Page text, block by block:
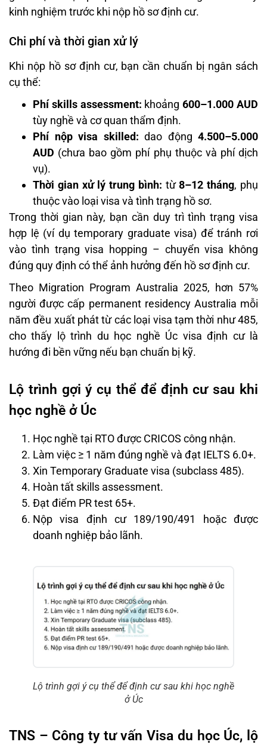
kinh nghiệm trước khi nộp hồ sơ định cư.
Chi phí và thời gian xử lý
Khi nộp hồ sơ định cư, bạn cần chuẩn bị ngân sách
cụ thể:
Phí skills assessment: khoảng600–1.000 AUD
tùy nghề và cơ quan thẩm định.
Phí nộp visa skilled: dao động 4.500–5.000
AUD (chưa bao gồm phí phụ thuộc và phí dịch
vụ).
Thời gian xử lý trung bình: từ8–12 tháng, phụ
thuộc vào loại visa và tình trạng hồ sơ.
Trong thời gian này, bạn cần duy trì tình trạng visa
hợp lệ (ví dụ temporary graduate visa) để tránh rơi
vào tình trạng visa hopping – chuyển visa không
đúng quy định có thể ảnh hưởng đến hồ sơ định cư.
Theo Migration Program Australia 2025, hơn 57%
người được cấp permanent residency Australia mỗi
năm đều xuất phát từ các loại visa tạm thời như 485,
cho thấy lộ trình du học nghề Úc visa định cư là
hướng đi bền vững nếu bạn chuẩn bị kỹ.
Lộ trình gợi ý cụ thể để định cư sau khi
học nghề ở Úc
Học nghề tại RTO được CRICOS công nhận.
Làm việc ≥ 1 năm đúng nghề và đạt IELTS 6.0+.
Xin Temporary Graduate visa (subclass 485).
Hoàn tất skills assessment.
Đạt điểm PR test 65+.
Nộp visa định cư 189/190/491 hoặc được
doanh nghiệp bảo lãnh.
Lộ trình gợi ý cụ thể để định cư sau khi học nghề
ở Úc
TNS – Công ty tư vấn Visa du học Úc, lộ